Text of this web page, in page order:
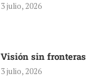
3 julio, 2026
Visión sin fronteras
3 julio, 2026